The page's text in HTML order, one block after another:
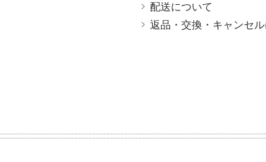
配送について
返品・交換・キャンセ